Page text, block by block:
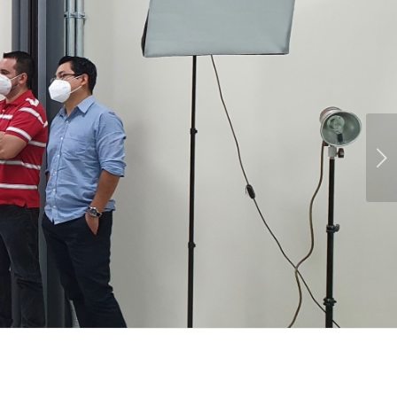
Posterior